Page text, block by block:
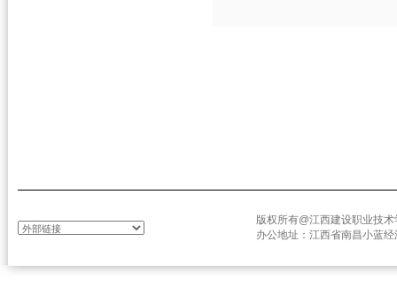
版权所有@江西建设职业技
办公地址：江西省南昌小蓝